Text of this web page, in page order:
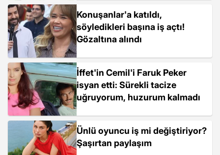
Konuşanlar'a katıldı,
söyledikleri başına iş açtı!
Gözaltına alındı
İffet'in Cemil'i Faruk Peker
isyan etti: Sürekli tacize
uğruyorum, huzurum kalmadı
Ünlü oyuncu iş mi değiştiriyor?
Şaşırtan paylaşım